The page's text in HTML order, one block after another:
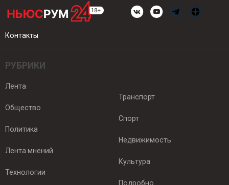
Контакты
РУБРИКИ
Лента
Общество
Политика
Лента мнений
Технологии
Транспорт
Спорт
Недвижимость
Культура
Подробно